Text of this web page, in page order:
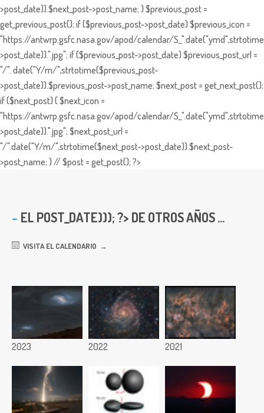
>post_date)).$next_post->post_name; } $previous_post =
get_previous_post(); if ($previous_post->post_date) $previous_icon =
"https://antwrp.gsfc.nasa.gov/apod/calendar/
>post_date)).".jpg"; if ($previous_post->post_date) $previous_post_url =
"/". date("Y/m/",strtotime($previous_post-
>post_date)).$previous_post->post_name; $next_post = get_next_post();
if ($next_post) { $next_icon =
"https://antwrp.gsfc.nasa.gov/apod/calendar/
>post_date)).".jpg"; $next_post_url =
"/".date("Y/m/",strtotime($next_post->post_date)).$next_post-
>post_name; } // $post = get_post(); ?>
EL POST_DATE))); ?> DE OTROS AÑOS ...
VISITA EL CALENDARIO
2023 2022 2021